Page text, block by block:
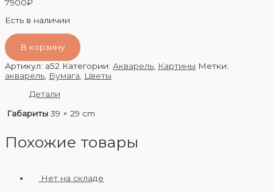
7900₽
Есть в наличии
В корзину
Артикул: a52 Категории: Акварель Картины Метки:
акварель Бумага
Цветы
Детали
Габариты 39 × 29 cm
Похожие товары
Нет на складе